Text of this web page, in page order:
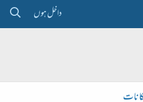
داخل ہوں